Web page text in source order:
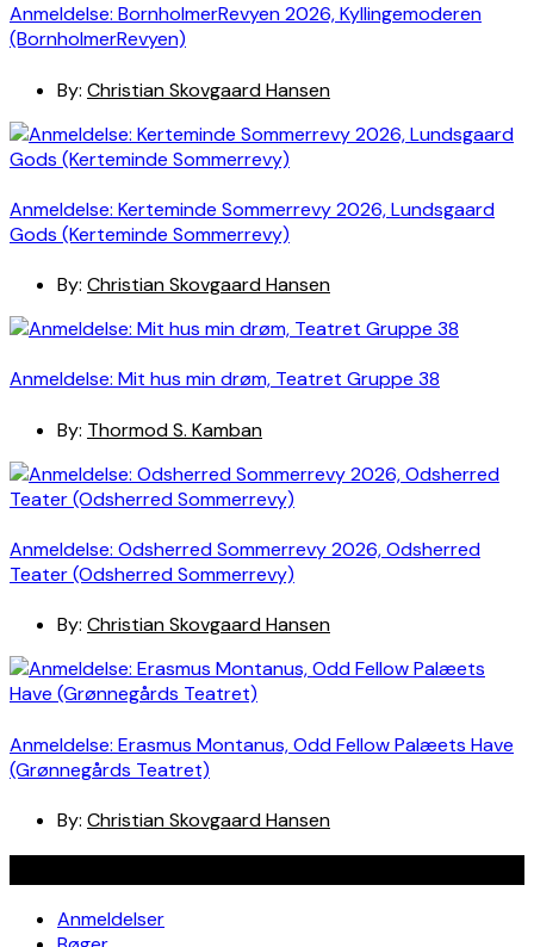
Anmeldelse: BornholmerRevyen 2026, Kyllingemoderen
(BornholmerRevyen)
By: Christian Skovgaard Hansen
Anmeldelse: Kerteminde Sommerrevy 2026, Lundsgaard
Gods (Kerteminde Sommerrevy)
By: Christian Skovgaard Hansen
Anmeldelse: Mit hus min drøm, Teatret Gruppe 38
By: Thormod S. Kamban
Anmeldelse: Odsherred Sommerrevy 2026, Odsherred
Teater (Odsherred Sommerrevy)
By: Christian Skovgaard Hansen
Anmeldelse: Erasmus Montanus, Odd Fellow Palæets Have
(Grønnegårds Teatret)
By: Christian Skovgaard Hansen
Anmeldelser